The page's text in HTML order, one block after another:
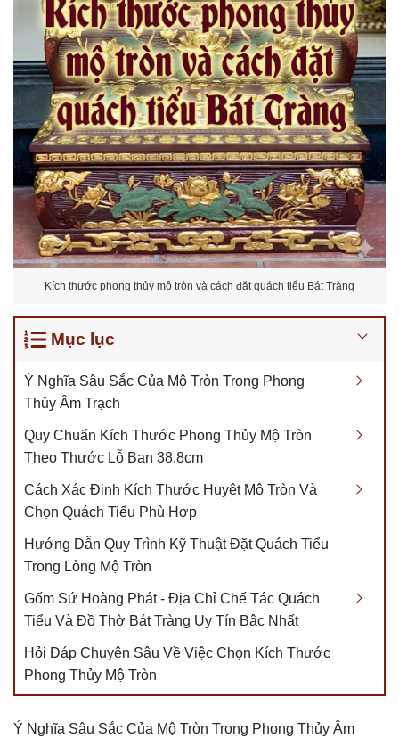
Kích thước phong thủy mộ tròn và cách đặt quách tiểu Bát Tràng
Mục lục
Ý Nghĩa Sâu Sắc Của Mộ Tròn Trong Phong
Thủy Âm Trạch
Quy Chuẩn Kích Thước Phong Thủy Mộ Tròn
Theo Thước Lỗ Ban 38.8cm
Cách Xác Định Kích Thước Huyệt Mộ Tròn Và
Chọn Quách Tiểu Phù Hợp
Hướng Dẫn Quy Trình Kỹ Thuật Đặt Quách Tiểu
Trong Lòng Mộ Tròn
Gốm Sứ Hoàng Phát - Địa Chỉ Chế Tác Quách
Tiểu Và Đồ Thờ Bát Tràng Uy Tín Bậc Nhất
Hỏi Đáp Chuyên Sâu Về Việc Chọn Kích Thước
Phong Thủy Mộ Tròn
Ý Nghĩa Sâu Sắc Của Mộ Tròn Trong Phong Thủy Âm